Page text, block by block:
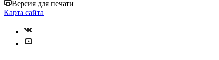
Версия для печати
Карта сайта